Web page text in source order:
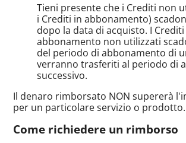
Tieni presente che i Crediti non
i Crediti in abbonamento)
dopo la data di acquisto. I Crediti
abbonamento non utilizzati
del periodo di abbonamento di
verranno trasferiti al periodo di
successivo.
Il denaro rimborsato NON supererà
per un particolare servizio o prodotto.
Come richiedere un rimborso